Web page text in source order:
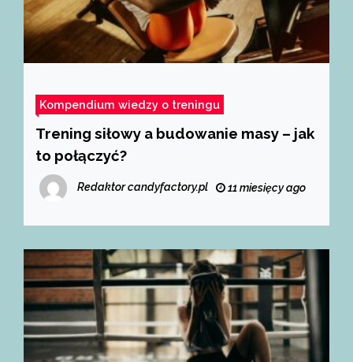
Kompendium wiedzy o treningu
Trening siłowy a budowanie masy – jak
to połączyć?
Redaktor candyfactory.pl 11 miesięcy ago